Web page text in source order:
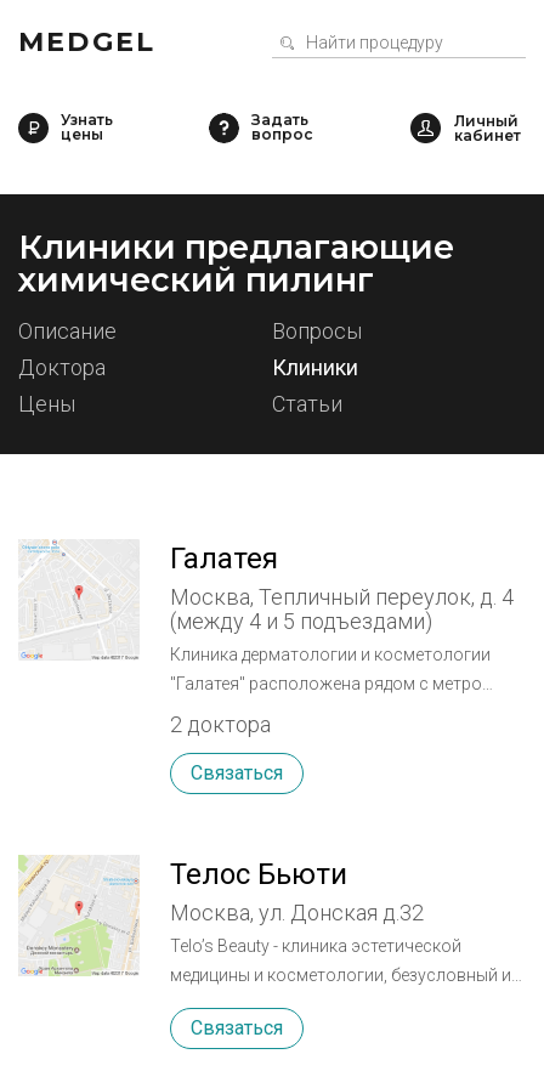
MEDGEL
Узнать
цены
Задать
вопрос
Клиники предлагающие
химический пилинг
Описание
Вопросы
Доктора
Клиники
Цены
Статьи
Галатея
Москва, Тепличный переулок, д. 4
(между 4 и 5 подъездами)
Клиника дерматологии и косметологии
"Галатея" расположена рядом с метро
Октябрьское поле. У нас вы сможете
получить услуги врачебной и эстетической
косметологии. Современная врачебная
косметология занимается лечением
контурную пластику, мезотерапию,
лазерную косметологию, различные
омолаживающие инъекции. Эстетическая
косметология поможет осуществить
профессиональный уход за кожей тела и
лица, а также устранить любые недостатки
2 доктора
Связаться
Телос Бьюти
Москва, ул. Донская д.32
Telo’s Beauty - клиника эстетической
медицины и косметологии, безусловный и
признанный лидер в применении лучших
мировых технологий в области
Связаться